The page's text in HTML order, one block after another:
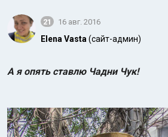
Аравийское море
21 16 авг. 2016
Elena Vasta (сайт-админ)
А я опять ставлю Чадни Чук!